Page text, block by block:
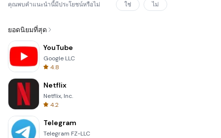
คุณพบคำแนะนำนี้มีประโยชน์หรือไม่ ใช่ ไม่
ยอดนิยมที่สุด
YouTube
Google LLC
4.8
Netflix
Netflix, Inc.
4.2
Telegram
Telegram FZ-LLC